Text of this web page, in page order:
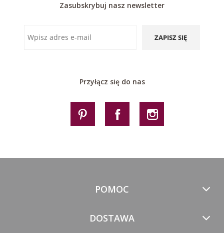
Zasubskrybuj nasz newsletter
ZAPISZ SIĘ
Przyłącz się do nas
POMOC
DOSTAWA